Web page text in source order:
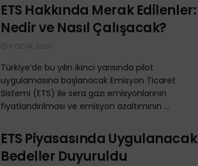
ETS Hakkında Merak Edilenler:
Nedir ve Nasıl Çalışacak?
9 OCAK 2026
Türkiye’de bu yılın ikinci yarısında pilot
uygulamasına başlanacak Emisyon Ticaret
Sistemi (ETS) ile sera gazı emisyonlarının
fiyatlandırılması ve emisyon azaltımının ...
ETS Piyasasında Uygulanacak
Bedeller Duyuruldu